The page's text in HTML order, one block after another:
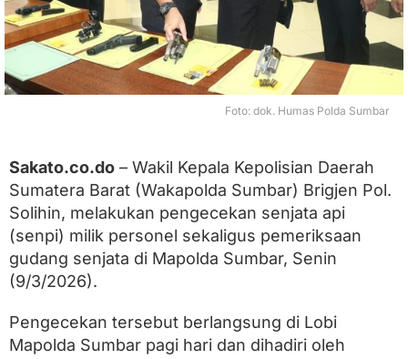
,
W
k
a
a
S
u
m
b
a
r
k
e
Foto: dok. Humas Polda Sumbar
Sakato.co.do – Wakil Kepala Kepolisian Daerah
Sumatera Barat (Wakapolda Sumbar) Brigjen Pol.
Solihin, melakukan pengecekan senjata api
(senpi) milik personel sekaligus pemeriksaan
gudang senjata di Mapolda Sumbar, Senin
(9/3/2026).
Pengecekan tersebut berlangsung di Lobi
Mapolda Sumbar pagi hari dan dihadiri oleh